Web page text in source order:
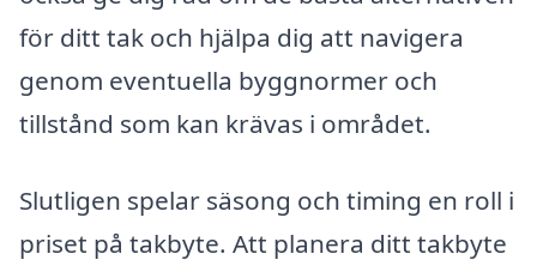
för ditt tak och hjälpa dig att navigera
genom eventuella byggnormer och
tillstånd som kan krävas i området.
Slutligen spelar säsong och timing en roll i
priset på takbyte. Att planera ditt takbyte